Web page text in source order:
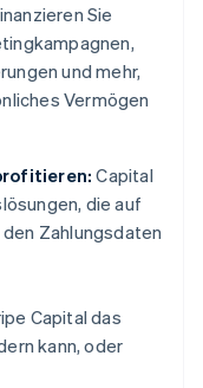
Sie
und mehr,
Vermögen
Capital
die auf
Zahlungsdaten
Capital das
kann, oder